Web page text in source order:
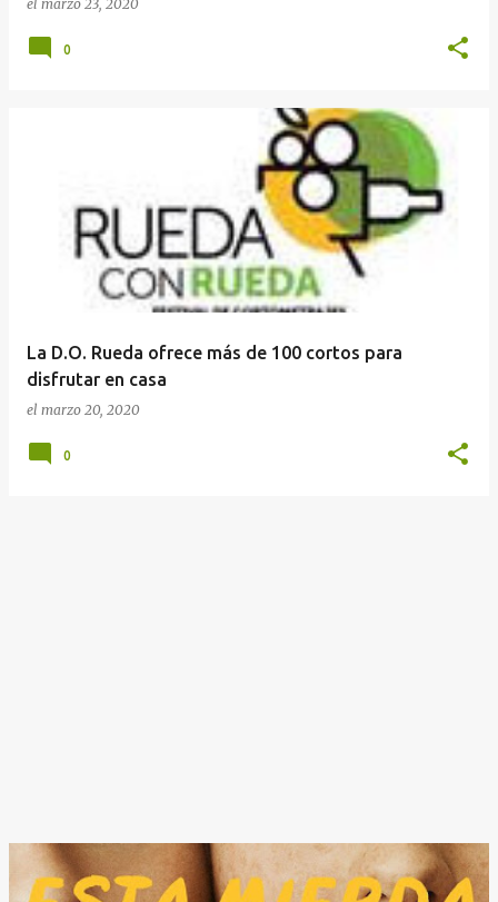
el marzo 23, 2020
0
La D.O. Rueda ofrece más de 100 cortos para
disfrutar en casa
el marzo 20, 2020
0